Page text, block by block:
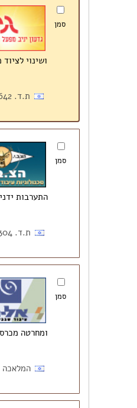
סמן
ושינוי לציוד
ת.ד. 642, נס ציונה, 7410601
סמן
התערבות
ת.ד. 10304, ק. אריה פ"ת
סמן
ומחרטה
המלאכה 29, א.ת. חולון